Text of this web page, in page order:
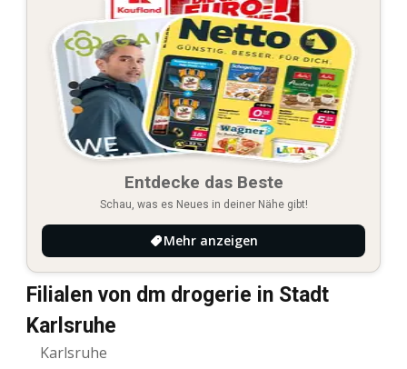
Entdecke das Beste
Schau, was es Neues in deiner Nähe gibt!
Mehr anzeigen
Filialen von dm drogerie in Stadt
Karlsruhe
Karlsruhe